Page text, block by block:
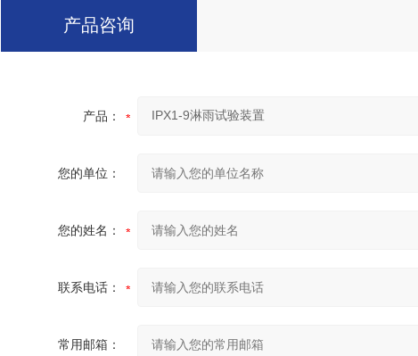
产品咨询
产品：
您的单位：
您的姓名：
联系电话：
常用邮箱：